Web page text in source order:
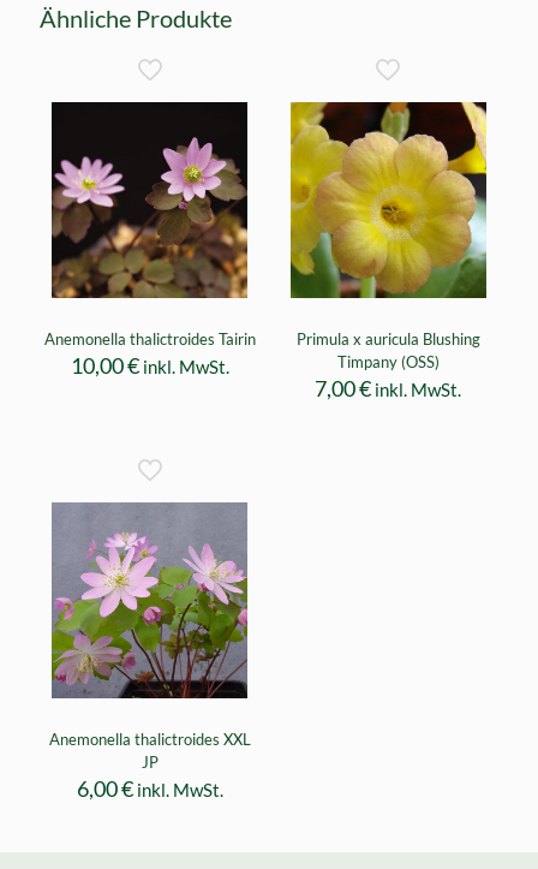
Ähnliche Produkte
Anemonella thalictroides Tairin
10,00€ inkl. MwSt.
Primula x auricula Blushing
Timpany (OSS)
7,00€ inkl. MwSt.
Anemonella thalictroides XXL
JP
6,00€ inkl. MwSt.